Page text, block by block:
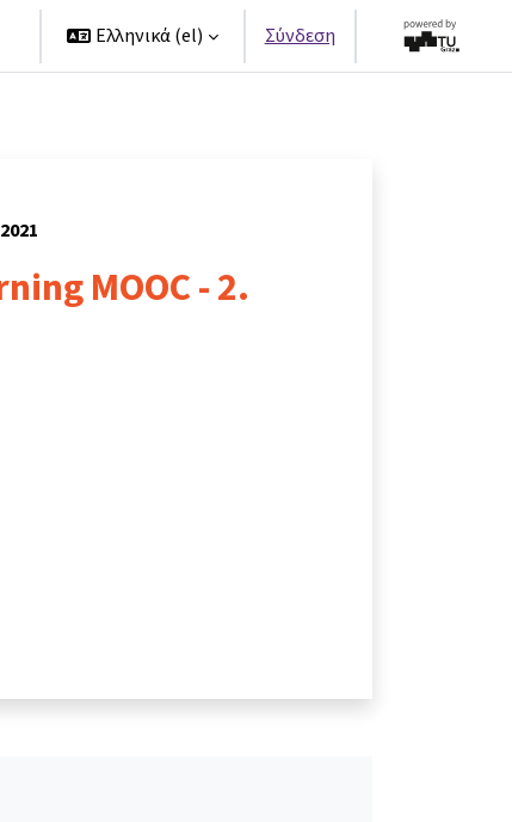
Ελληνικά ‎(el)‎ Σύνδεση
MOOC - 2.